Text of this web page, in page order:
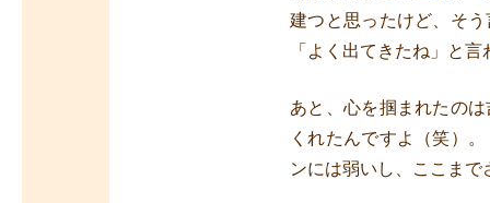
建つと思ったけど、そ
「よく出てきたね」と
あと、心を掴まれたの
くれたんですよ（笑）
ンには弱いし、ここま